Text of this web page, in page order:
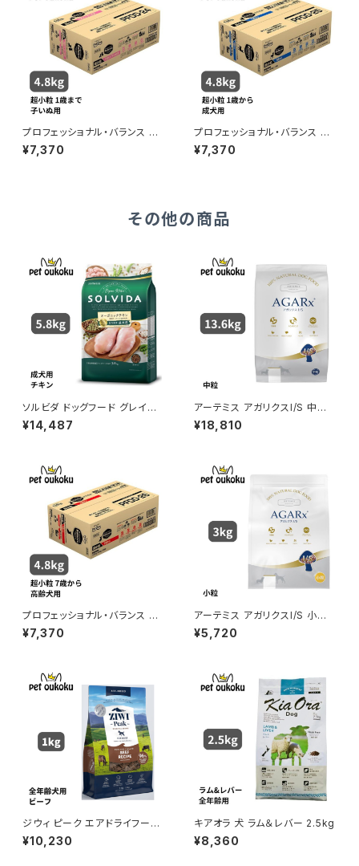
プロフェッショナル・バランス 超
小粒 １歳まで 子いぬ用 4.8ｋｇ
¥7,370
プロフェッショナル・バランス 超
小粒 1歳から成犬用 4.8kg
¥7,370
その他の商品
ソルビダ ドッグフード グレイン
フリー チキン 室内飼育成犬用
5.8kg 4562312014473
¥14,487
アーテミス アガリクスI/S 中粒 1
3.6kg
¥18,810
プロフェッショナル・バランス 超
小粒 7歳から高齢犬用 4.8kg
¥7,370
アーテミス アガリクスI/S 小粒
3kg 8133690054908
¥5,720
ジウィ ピーク エアドライフード
ビーフ 1kg 正規品 94210165
93170
¥10,230
キアオラ 犬 ラム＆レバー 2.5kg
¥8,360